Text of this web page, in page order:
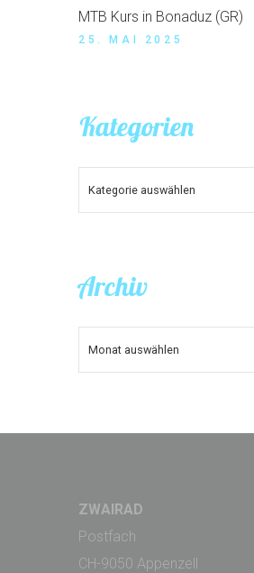
MTB Kurs in Bonaduz (GR)
25. MAI 2025
Kategorien
KATEGORIEN
Archiv
ARCHIV
ZWAIRAD
Postfach
CH-9050 Appenzell